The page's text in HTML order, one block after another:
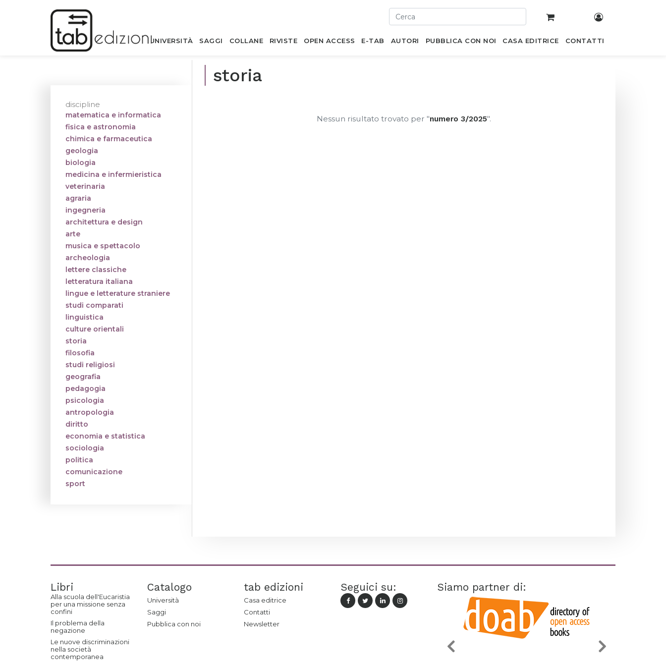
UNIVERSITÀ SAGGI COLLANE RIVISTE OPEN ACCESS E-TAB AUTORI PUBBLICA CON NOI CASA EDITRICE CONTATTI
storia
discipline
matematica e informatica
fisica e astronomia
chimica e farmaceutica
geologia
biologia
medicina e infermieristica
veterinaria
agraria
ingegneria
architettura e design
arte
musica e spettacolo
archeologia
lettere classiche
letteratura italiana
lingue e letterature straniere
studi comparati
linguistica
culture orientali
storia
filosofia
studi religiosi
geografia
pedagogia
psicologia
antropologia
diritto
economia e statistica
sociologia
politica
comunicazione
sport
Nessun risultato trovato per "numero 3/2025".
Libri
Alla scuola dell'Eucaristia
per una missione senza
confini
Il problema della
negazione
Le nuove discriminazioni
nella società
contemporanea
Catalogo
Università
Saggi
Pubblica con noi
tab edizioni
Casa editrice
Contatti
Newsletter
Seguici su: Siamo partner di: